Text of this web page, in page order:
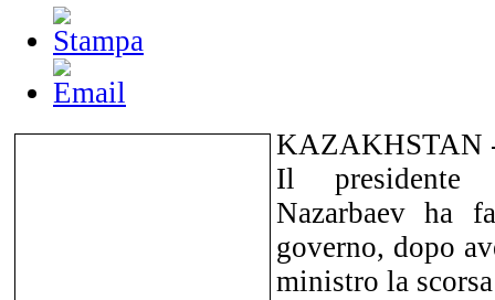
KAZAKHSTAN
Il presidente
Nazarbaev ha
governo, dopo
ministro la